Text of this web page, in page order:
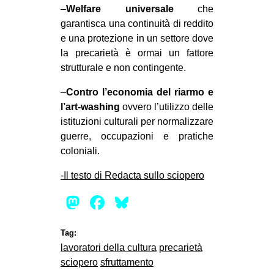
–Welfare universaleche
garantisca una continuità di reddito
e una protezione in un settore dove
la precarietà è ormai un fattore
strutturale e non contingente.
–Contro l’economia del riarmo e
l’art-washing ovvero l’utilizzo delle
istituzioni culturali per normalizzare
guerre, occupazioni e pratiche
coloniali.
-Il testo di Redacta sullo sciopero
Mastodon
Facebook
Tag:
lavoratori della cultura precarietà
sciopero sfruttamento